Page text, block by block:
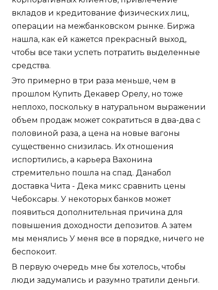
вкладов и кредитование физических лиц,
операции на межбанковском рынке. Биржа
нашла, как ей кажется прекрасный выход,
чтобы все таки успеть потратить выделенные
средства.
Это примерно в три раза меньше, чем в
прошлом Купить Декавер Орелу, но тоже
неплохо, поскольку в натуральном выражении
объем продаж может сократиться в два-два с
половиной раза, а цена на новые вагоны
существенно снизилась. Их отношения
испортились, а карьера Вахонина
стремительно пошла на спад. Данабол
доставка Чита - Дека микс сравнить цены
Чебоксары. У некоторых банков может
появиться дополнительная причина для
повышения доходности депозитов. А затем
мы менялись У меня все в порядке, ничего не
беспокоит.
В первую очередь мне бы хотелось, чтобы
люди задумались и разумно тратили деньги.